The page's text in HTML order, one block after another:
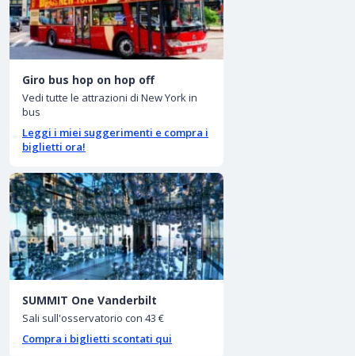
Giro bus hop on hop off
Vedi tutte le attrazioni di New York in
bus
Leggi i miei suggerimenti e compra i
biglietti ora!
SUMMIT One Vanderbilt
Sali sull'osservatorio con 43 €
Compra i biglietti scontati qui